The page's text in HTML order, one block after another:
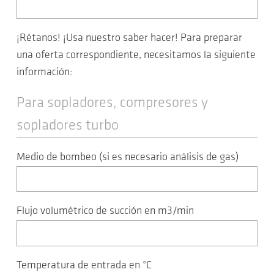
¡Rétanos! ¡Usa nuestro saber hacer! Para preparar
una oferta correspondiente, necesitamos la siguiente
información:
Para sopladores, compresores y
sopladores turbo
Medio de bombeo (si es necesario análisis de gas)
Flujo volumétrico de succión en m3/min
Temperatura de entrada en °C